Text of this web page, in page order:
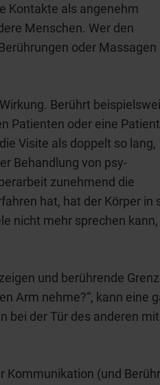
Kontakte als angenehm
Menschen. Wer den
oder Massagen
Berührt
Patienten oder eine
Visite als doppelt so lang,
Behandlung von psy­
zunehmend die
hat, hat der Körper in
nicht mehr sprechen kann,
und berührende
Arm nehme?“, kann eine
bei der Tür des anderen
Kommunikation (und